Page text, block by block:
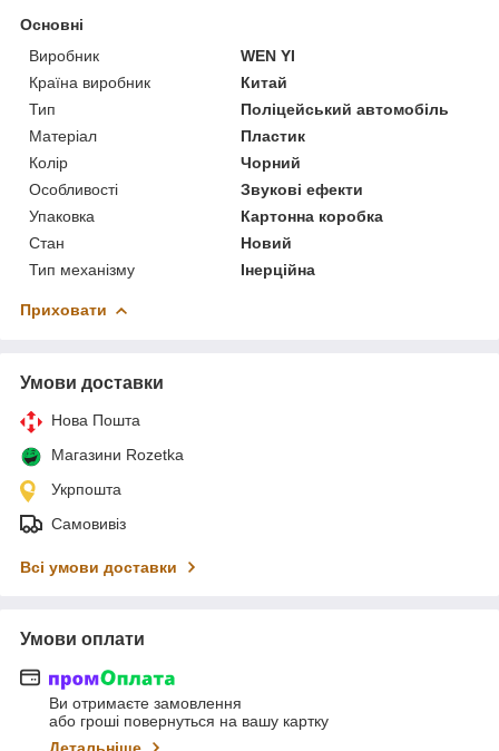
Основні
Виробник
WEN YI
Країна виробник
Китай
Тип
Поліцейський автомобіль
Матеріал
Пластик
Колір
Чорний
Особливості
Звукові ефекти
Упаковка
Картонна коробка
Стан
Новий
Тип механізму
Інерційна
Приховати
Умови доставки
Нова Пошта
Магазини Rozetka
Укрпошта
Самовивіз
Всі умови доставки
Умови оплати
Ви отримаєте замовлення
або гроші повернуться на вашу картку